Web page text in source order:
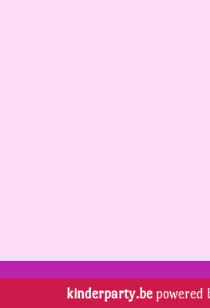
kinderparty.be powered